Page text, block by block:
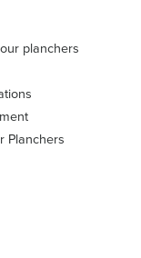
planchers
Planchers